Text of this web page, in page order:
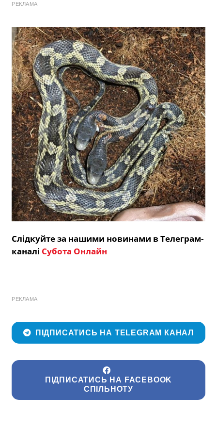
РЕКЛАМА
Слідкуйте за нашими новинами в Телеграм-
каналі Субота Онлайн
РЕКЛАМА
ПІДПИСАТИСЬ НА TELEGRAM КАНАЛ
ПІДПИСАТИСЬ НА FACEBOOK
СПІЛЬНОТУ